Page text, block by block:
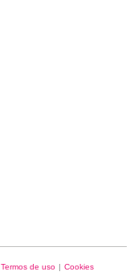
Termos de uso | Cookies